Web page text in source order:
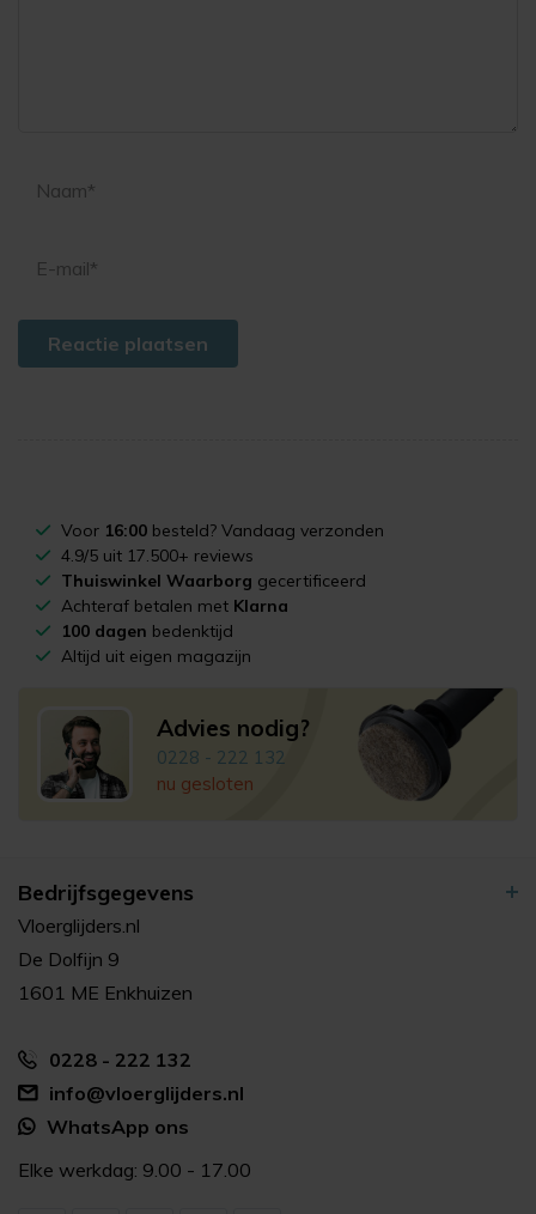
Reactie plaatsen
Voor 16:00 besteld? Vandaag verzonden
4.9/5 uit 17.500+ reviews
Thuiswinkel Waarborg gecertificeerd
Achteraf betalen met Klarna
100 dagen bedenktijd
Altijd uit eigen magazijn
Advies nodig?
0228 - 222 132
nu gesloten
Bedrijfsgegevens
Vloerglijders.nl
De Dolfijn 9
1601 ME Enkhuizen
0228 - 222 132
info@vloerglijders.nl
WhatsApp ons
Elke werkdag: 9.00 - 17.00